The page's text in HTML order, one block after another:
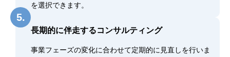
を選択できます。
5.
長期的に伴走するコンサルティング
事業フェーズの変化に合わせて定期的に見直しを行いま